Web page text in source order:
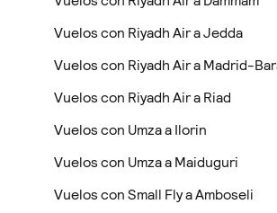
Vuelos con Riyadh Air a Jedda
Vuelos con Riyadh Air a Madrid-
Vuelos con Riyadh Air a Riad
Vuelos con Umza a Ilorin
Vuelos con Umza a Maiduguri
Vuelos con Small Fly a Amboseli